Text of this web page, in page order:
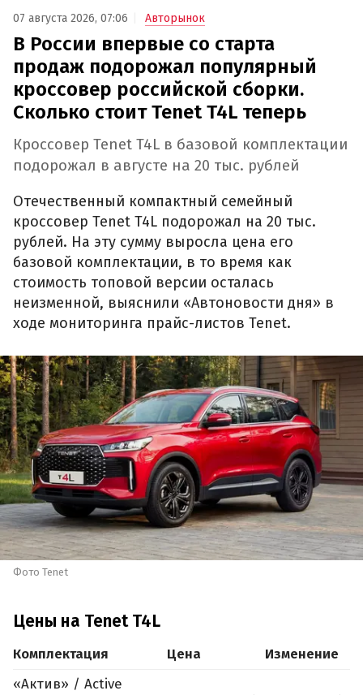
07 августа 2026, 07:06 Авторынок
В России впервые со старта
продаж подорожал популярный
кроссовер российской сборки.
Сколько стоит Tenet T4L теперь
Кроссовер Tenet T4L в базовой комплектации
подорожал в августе на 20 тыс. рублей
Отечественный компактный семейный
кроссовер Tenet T4L подорожал на 20 тыс.
рублей. На эту сумму выросла цена его
базовой комплектации, в то время как
стоимость топовой версии осталась
неизменной, выяснили «Автоновости дня» в
ходе мониторинга прайс-листов Tenet.
Фото Tenet
Цены на Tenet T4L
Комплектация Цена
Изменение
«Актив» / Active